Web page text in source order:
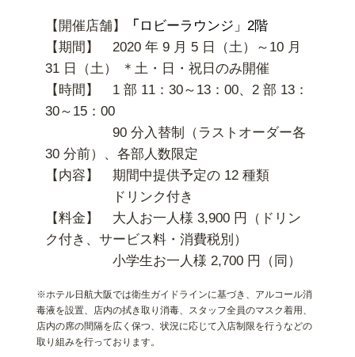
【開催店舗】 「 ロビーラウンジ」2階
【期間】 2020 年 9 月 5 日（土）～10 月
31 日（土） ＊土・日・祝日のみ開催
【時間】 1 部 11：30～13：00、2 部 13：
30～15：00
90 分入替制（ラストオーダー各
30 分前）、各部人数限定
【内容】 期間中提供予定の 12 種類
ドリンク付き
【料金】 大人お一人様 3,900 円（ドリン
ク付き、サービス料・消費税別）
小学生お一人様 2,700 円（同）
※ホテル日航大阪では衛生ガイドラインに基づき、アルコール消
毒液を設置、店内の拭き取り消毒、スタッフ全員のマスク着用、
店内の席の間隔を広く保つ、状況に応じて入店制限を行うなどの
取り組みを行っております。